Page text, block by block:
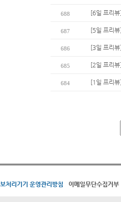
688 [6일 프리
687 [5일 프리
686 [3일 프리
685 [2일 프리
684 [1일 프리
처리기기 운영관리방침 이메일무단수집거부